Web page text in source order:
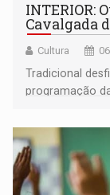
INTERIOR:
Cavalgada
Cultura
Tradicional
programação